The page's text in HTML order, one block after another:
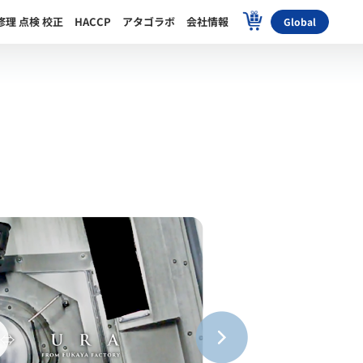
理 点検 校正 HACCP アタゴラボ 会社情報 Global